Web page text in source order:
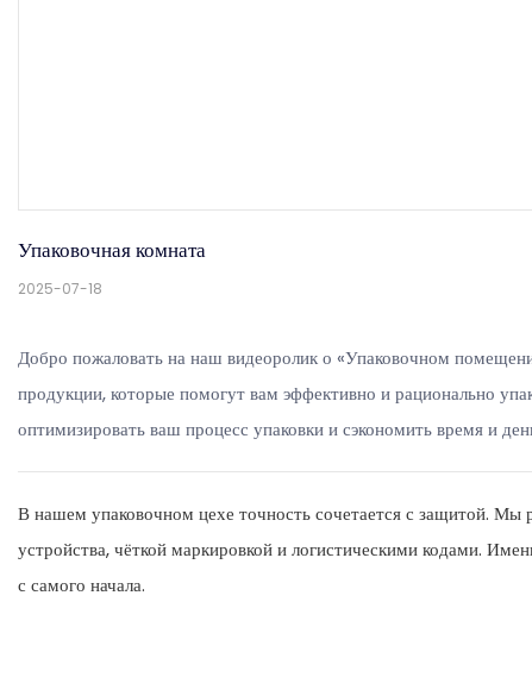
Упаковочная комната
2025-07-18
Добро пожаловать на наш видеоролик о «Упаковочном
продукции, которые помогут вам эффективно и рационально
оптимизировать ваш процесс упаковки и сэкономить время и
В нашем упаковочном цехе точность сочетается с защитой. Мы
устройства, чёткой маркировкой и логистическими кодами.
с самого начала.